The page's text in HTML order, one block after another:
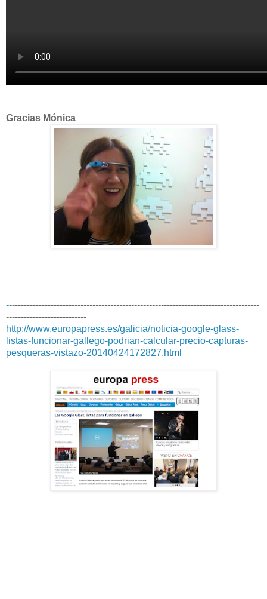
Gracias Mónica
-------------------------------------------------------------------------------------
---------------------------
http://www.europapress.es/galicia/noticia-google-glass-
listas-funcionar-gallego-podrian-calcular-precio-capturas-
pesqueras-vistazo-20140424172827.html